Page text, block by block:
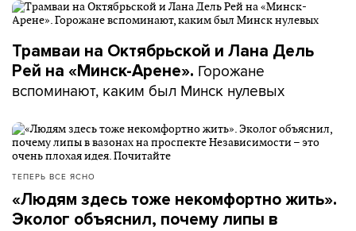
Трамваи на Октябрьской и Лана Дель
Рей на «Минск-Арене». Горожане
вспоминают, каким был Минск нулевых
ТЕПЕРЬ ВСЕ ЯСНО
«Людям здесь тоже некомфортно жить».
Эколог объяснил, почему липы в